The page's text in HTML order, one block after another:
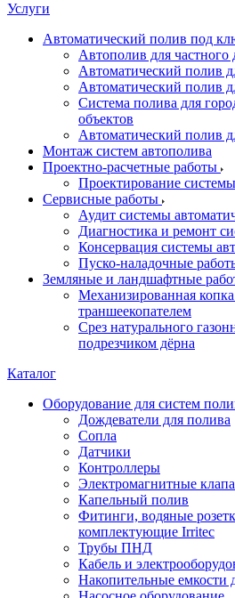
Услуги
Автоматический полив под
Автополив для
Автоматический полив
Автоматический полив
Система полива для
объектов
Автоматический полив
Монтаж систем автополива
Проектно-расчетные работы
Проектирование
Сервисные работы
Аудит системы
Диагностика и ремонт
Консервация системы
Пуско-наладочные
Земляные и ландшафтные
Механизированная
траншеекопателем
Срез натурального
подрезчиком дёрна
Каталог
Оборудование для систем
Дождеватели для полива
Сопла
Датчики
Контроллеры
Электромагнитные
Капельный полив
Фитинги, водяные
комплектующие Irritec
Трубы ПНД
Кабель и
Накопительные емкости